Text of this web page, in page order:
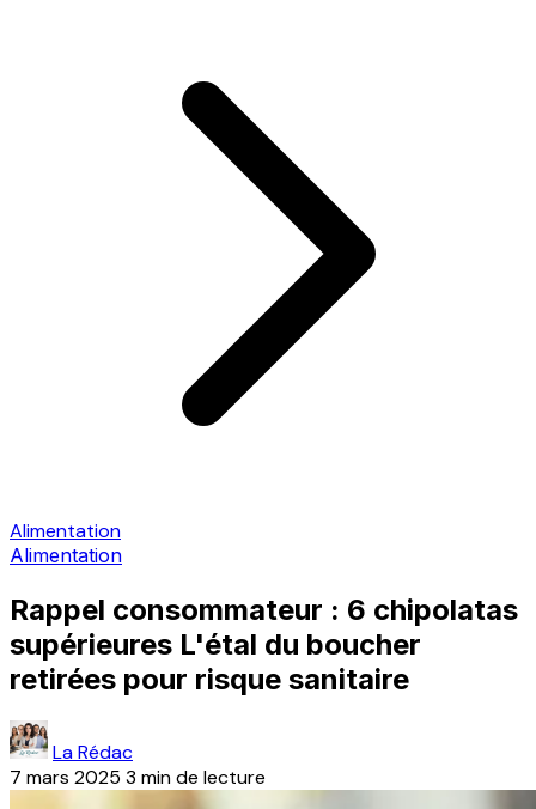
Alimentation
Alimentation
Rappel consommateur : 6 chipolatas
supérieures L'étal du boucher
retirées pour risque sanitaire
La Rédac
7 mars 2025 3 min de lecture